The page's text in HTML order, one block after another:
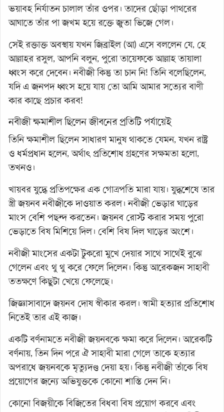
ভয়াবহ নির্যাতন চালাল তাঁর ওপর। তাদের ছোঁড়া পাথরের
আঘাতে তাঁর পা জখম হয়ে রক্তে জুতা ভিজে গেল।
সেই রক্তাক্ত অবস্থায় যখন জিব্রাইল (আ) এসে বললেন যে, হে
আল্লাহর রসুল, আপনি বলুন, পুরো তায়েফকে আল্লাহ তায়ালা
ধ্বংস করে দেবেন। নবীজী কিন্তু তা চান নি! তিনি বলেছিলেন,
যদি এ জনপদ ধ্বংস হয়ে যায় তো আমি আমার সত্যের বাণী
কার কাছে প্রচার করব!
নবীজী ক্ষমাশীল ছিলেন জীবনের প্রতিটি পর্যায়েই
তিনি ক্ষমাশীল ছিলেন সাধারণ মানুষ থাকতে যেমন, যখন রাষ্ট্র
ও ধর্মপ্রধান হলেন, অর্থাৎ প্রতিশোধ গ্রহণের সক্ষমতা হলো,
তখনও।
খায়বর যুদ্ধে প্রতিপক্ষের এক গোত্রপতি মারা যায়। যুদ্ধশেষে তার
স্ত্রী জয়নব নবীজীকে দাওয়াত করল। নবীজী ভেড়ার ঘাড়ের
মাংস বেশি পছন্দ করতেন। জয়নব রোস্ট করার সময় পুরো
ভেড়াতে বিষ মিশিয়ে দিল। বেশি বিষ দিল ঘাড়ের অংশে।
নবীজী মাংসের একটা টুকরো মুখে দেয়ার সাথে সাথেই বুঝে
গেলেন এবং থু থু করে ফেলে দিলেন। কিন্তু আরেকজন সাহাবী
ততক্ষণে কিছুটা খেয়ে ফেলেছে।
জিজ্ঞাসাবাদে জয়নব দোষ স্বীকার করল। স্বামী হত্যার প্রতিশোধ
নিতেই তার এই কাজ।
একটি বর্ণনামতে নবীজী জয়নবকে ক্ষমা করে দিলেন। আরেকটি
বর্ণনায়, তিন দিন পরে ঐ সাহাবী মারা গেলে তাকে হত্যার
অপরাধে জয়নবকে মৃত্যুদণ্ড দেয়া হয়। কিন্তু নবীজী তাঁকে বিষ
প্রয়োগের জন্যে অভিযুক্তকে কোনো শাস্তি দেন নি।
কোনো বিজয়ীকে বিজিতের বিধবা বিষ প্রয়োগ করবে এবং